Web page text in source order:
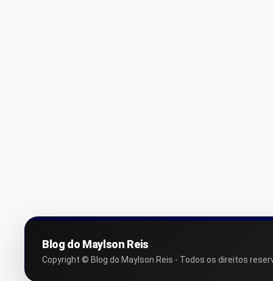
Blog do Maylson Reis
Copyright © Blog do Maylson Reis - Todos os direitos